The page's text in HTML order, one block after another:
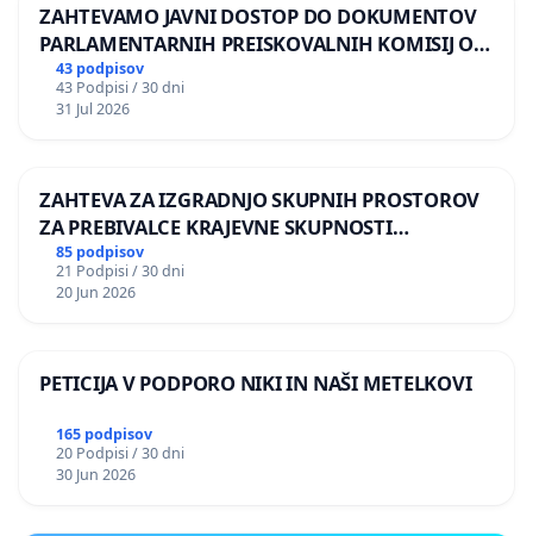
ZAHTEVAMO JAVNI DOSTOP DO DOKUMENTOV
PARLAMENTARNIH PREISKOVALNIH KOMISIJ O
ILEGALNI TRGOVINI Z OROŽJEM
43 podpisov
43 Podpisi / 30 dni
31 Jul 2026
ZAHTEVA ZA IZGRADNJO SKUPNIH PROSTOROV
ZA PREBIVALCE KRAJEVNE SKUPNOSTI
PRESTRANEK
85 podpisov
21 Podpisi / 30 dni
20 Jun 2026
PETICIJA V PODPORO NIKI IN NAŠI METELKOVI
165 podpisov
20 Podpisi / 30 dni
30 Jun 2026